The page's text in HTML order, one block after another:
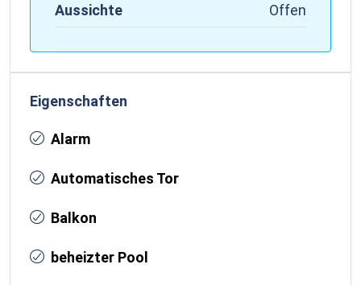
Aussichte
Offen
Eigenschaften
Alarm
Automatisches Tor
Balkon
beheizter Pool